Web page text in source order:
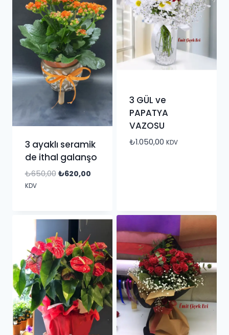
3 ayaklı seramik
de ithal galanşo
₺650,00 ₺620,00
KDV
3 GÜL ve
PAPATYA
VAZOSU
₺1.050,00 KDV